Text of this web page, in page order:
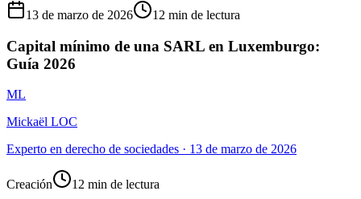
13 de marzo de 2026
12 min de lectura
Capital mínimo de una SARL en Luxemburgo:
Guía 2026
ML
Mickaël LOC
Experto en derecho de sociedades · 13 de marzo de 2026
Creación 12 min de lectura